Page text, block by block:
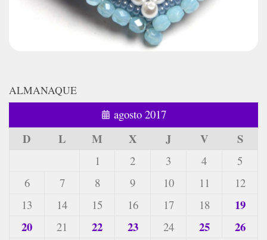
ALMANAQUE
agosto 2017
D L M X J V S
1 2 3 4
5
6
7 8 9 10 11
12
13
14 15 16 17 18
19
20
21 22 23 24 25
26